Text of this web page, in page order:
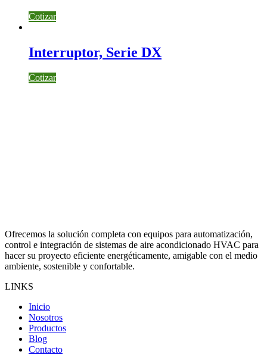
Cotizar
Interruptor, Serie DX
Cotizar
Ofrecemos la solución completa con equipos para automatización,
control e integración de sistemas de aire acondicionado HVAC para
hacer su proyecto eficiente energéticamente, amigable con el medio
ambiente, sostenible y confortable.
LINKS
Inicio
Nosotros
Productos
Blog
Contacto